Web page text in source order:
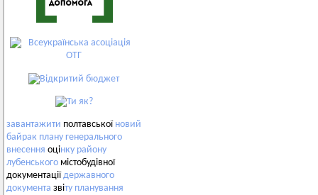
завантажити полтавської новий
байрак плану генерального
внесення оцінку району
лубенського містобудівної
документаціїдержавного
документа звіту планування